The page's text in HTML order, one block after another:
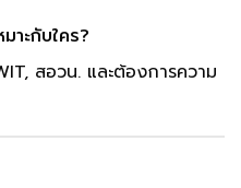
าะกับใคร?
สอวน. และต้องการความ